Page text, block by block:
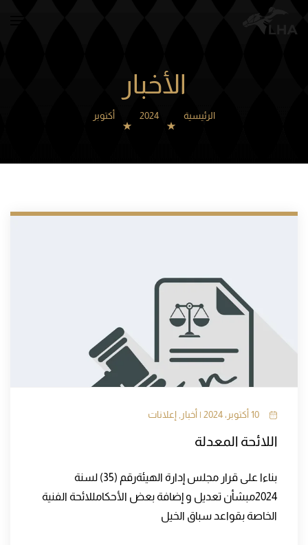
الأخبار
الرئيسية 2024 أكتوبر
10 أكتوبر، 2024 | أخبار, إعلانات
اللائحة المعدلة
بناءا على قرار مجلس إدارة الهيئةرقم (35) لسنة
2024مبشأن تعديل و إضافة بعض الأحكامللائحة الفنية
الخاصة بقواعد سباق الخيل